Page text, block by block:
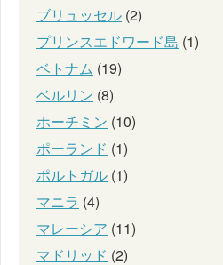
ブリュッセル (2)
プリンスエドワード島 (1)
ベトナム (19)
ベルリン (8)
ホーチミン (10)
ポーランド (1)
ポルトガル (1)
マニラ (4)
マレーシア (11)
マドリッド (2)